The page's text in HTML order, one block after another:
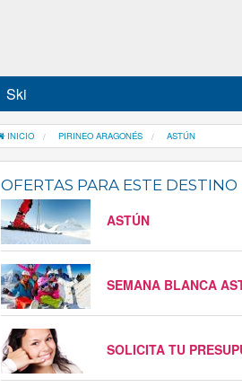
Ski
INICIO PIRINEO ARAGONÉS ASTÚN
OFERTAS PARA ESTE DESTINO
ASTÚN
SEMANA BLANCA
SOLICITA TU